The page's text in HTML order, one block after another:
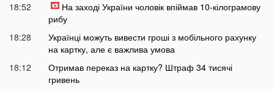
18:52
На заході України чоловік впіймав 10-кілограмову
рибу
18:28
Українці можуть вивести гроші з мобільного рахунку
на картку, але є важлива умова
18:12
Отримав переказ на картку? Штраф 34 тисячі
гривень